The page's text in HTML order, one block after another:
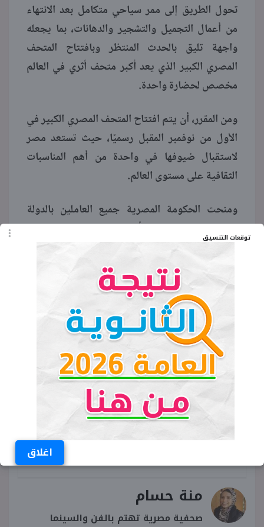
توقعات التنسيق
اغلاق
تحول الطريق إلى ممر سياحي متكامل بعد الانتهاء
من أعمال التجميل والتشجير والدهانات، بما يجعله
واجهة تليق بالحدث المنتظر وبافتتاح المتحف
المصري الكبير الذي يعد أكبر متحف أثري في العالم
مخصص لحضارة واحدة.
ومن المقرر، أن يتم افتتاح المتحف المصري الكبير في
الأول من نوفمبر المقبل رسميًا، حيث تستعد مصر
لاستقبال ضيوفها في واحدة من أهم المناسبات
الثقافية على مستوى العالم.
ومنحت الحكومة المصرية جميع العاملين بالدولة
سواء القطاع الحكومي أو الخاص إجازة يوم افتتاح
المتحف المصري الكبير.
الكلمات المفتاحية
موعد افتتاح المتحف الكبير رسميًا
متى سيتم افتتاح المتحف المصري الكبير
افتتاح المتحف المصري الكبير
موعد افتتاح المتحف المصري الكبير
منة حسام
صحفية مصرية تهتم بالفن والسينما